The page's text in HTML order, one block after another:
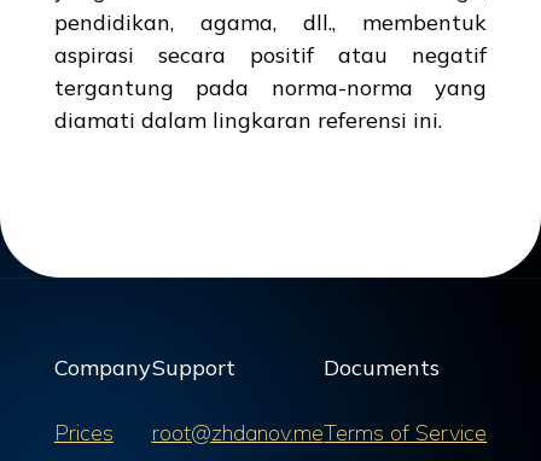
pendidikan, agama, dll., membentuk
aspirasi secara positif atau negatif
tergantung pada norma-norma yang
diamati dalam lingkaran referensi ini.
Company
Prices
Support
root@zhdanov.me
Documents
Terms of Service